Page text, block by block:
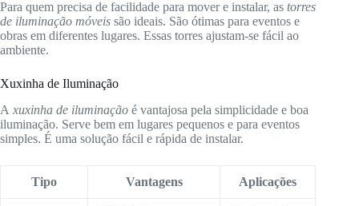
Para quem precisa de facilidade para mover e instalar, as torres
de iluminação móveis são ideais. São ótimas para eventos e
obras em diferentes lugares. Essas torres ajustam-se fácil ao
ambiente.
Xuxinha de Iluminação
A xuxinha de iluminação é vantajosa pela simplicidade e boa
iluminação. Serve bem em lugares pequenos e para eventos
simples. É uma solução fácil e rápida de instalar.
Tipo Vantagens Aplicações